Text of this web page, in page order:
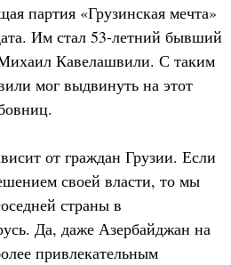
партия «Грузинская мечта»
Им стал 53-летний бывший
Кавелашвили. С таким
мог выдвинуть на этот
от граждан Грузии. Если
своей власти, то мы
страны в
Да, даже Азербайджан на
привлекательным